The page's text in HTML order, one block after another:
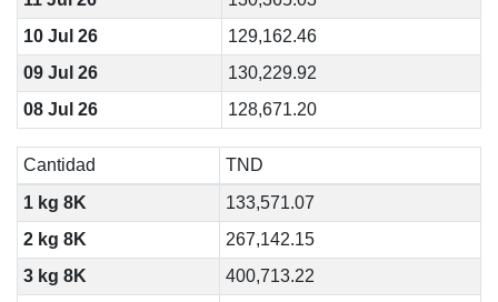
10 Jul 26
129,162.46
09 Jul 26
130,229.92
08 Jul 26
128,671.20
Cantidad
TND
1 kg 8K
133,571.07
2 kg 8K
267,142.15
3 kg 8K
400,713.22